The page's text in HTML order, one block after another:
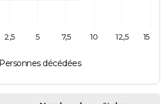
Personnes décédées
2,5 5 7,5 10 12,5 15